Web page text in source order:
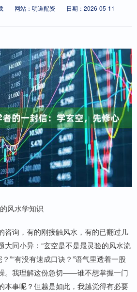
网站：明道配资
日期：2026-05-11
风水学知识
咨询，有的刚接触风水，有的已翻过几
大同小异：“玄空是不是最灵验的风水流
”“有没有速成口诀？”语气里透着一股
。我理解这份急切——谁不想掌握一门
本事呢？但越是如此，我越觉得有必要